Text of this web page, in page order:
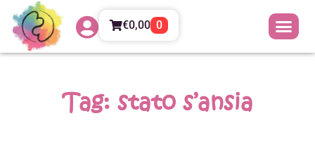
€0,00 0
Tag: stato s’ansia